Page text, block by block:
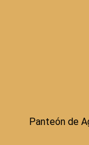
Panteón de